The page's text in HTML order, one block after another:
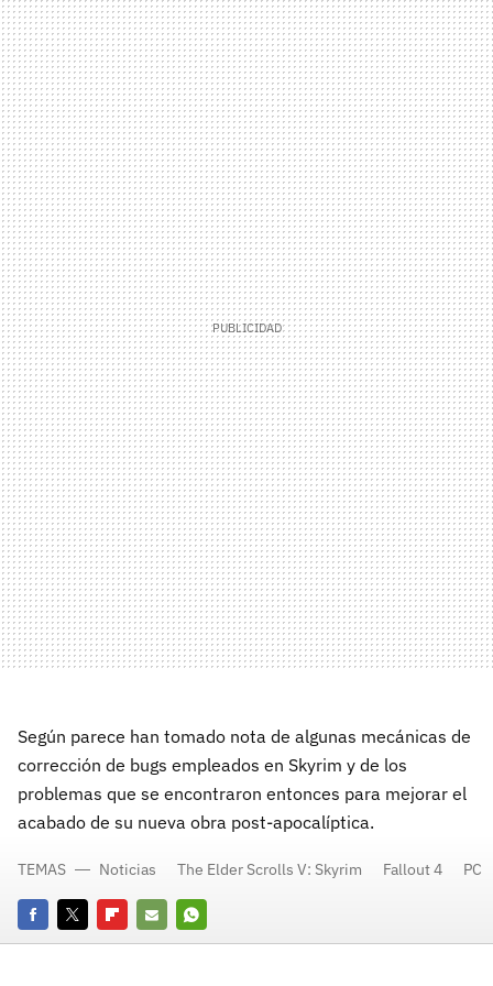
Según parece han tomado nota de algunas mecánicas de
corrección de bugs empleados en Skyrim y de los
problemas que se encontraron entonces para mejorar el
acabado de su nueva obra post-apocalíptica.
FacebookTwitterFlipboard
E-
Whatsapp
TEMAS Noticias The Elder Scrolls V: Skyrim Fallout 4 PC